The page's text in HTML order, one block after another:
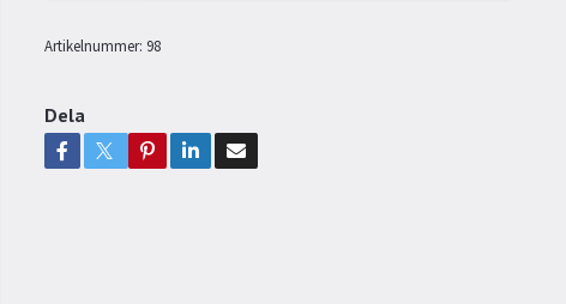
Artikelnummer: 98
Dela